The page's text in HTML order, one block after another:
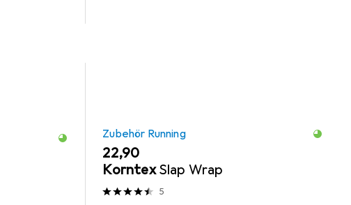
Zubehör Running
EUR
22,90
Korntex Slap Wrap
5